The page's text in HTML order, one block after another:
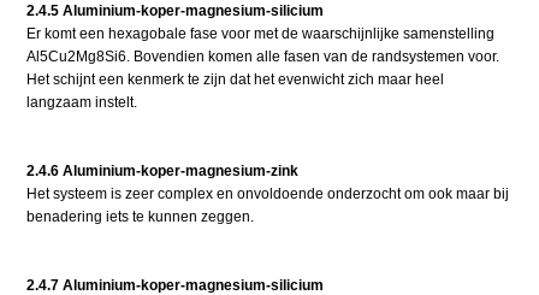
2.4.5 Aluminium-koper-magnesium-silicium
Er komt een hexagobale fase voor met de waarschijnlijke samenstelling
Al5Cu2Mg8Si6. Bovendien komen alle fasen van de randsystemen voor.
Het schijnt een kenmerk te zijn dat het evenwicht zich maar heel
langzaam instelt.
2.4.6 Aluminium-koper-magnesium-zink
Het systeem is zeer complex en onvoldoende onderzocht om ook maar bij
benadering iets te kunnen zeggen.
2.4.7 Aluminium-koper-magnesium-silicium